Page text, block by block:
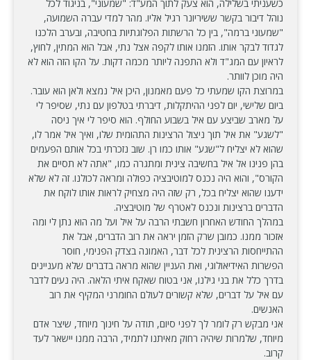
כשעניתי בשלילה, הוא צעק לתוך המע"ד: "שמעוני", בניגוד לכל
נוהל דיבור בקשר ששיריונר רגיל אליו. מהר למדי עברה השמועה,
"שמעוני ברמה", בין כל הרשתות הפלוגתיות בחטיבה, ובערב הלכנו
לגדוד לבקר אותו. הזמנו אותו לקפה אצל נתי, אבל הוא המתין, לחוץ,
לראיון עם המג"ד ולא התפנה ליותר מכמה דקות. על הקו הזה הוא לא
היה מוכן לוותר.
במרוצת הקו שמעתי כל פעם מאמנון, היכן איל נמצא ולאן הוא עובר.
ביום שלישי, יום לפני ההיתקלות, דיברתי בטלפון עם נתי, שסיפר לי
על מארב שביצע עם איל בשבוע החולף. הוא סיפר לי איך ניסה
"לשגע" את איל תוך ניצול הרצינות התהומית שלו, ואיך איל אמר לו,
שהוא לא יצליח ל"שגע" אותו כמו רן. שוב נזכרתי בכל אותם הפעמים
בהן פנינו אל איל בחשיבה צינית ומתגרה כמו, "אתה לא תסיים את
הקורס", והוא היה נכנס למוטיבציה כפולה ומראה לכולנו. זה לא שלא
ידענו שהוא יצליח בכל, רק שזה היה מצחיק לראות אותו לוקח את
הדברים ברצינות ונכנס לאטרף של מוטיבציה.
במהלך החודש האחרון חשבתי הרבה על איל ועל מה הוא נתן לי ומה
אזכור ממנו. כמובן שרק הזמן יראה את רוב הדברים, אבל את
ההתייחסות הרצינית לכל דבר, האמונה בצדק הפנימי, חוסר
הפשרות האידיאולוגי, ואת העניין שהוא מראה בדברים שלא מעניינים
בדרך כלל את בני גילנו, אני בטוח שאקח איתי הלאה. היה נעים לדבר
עם איל על דברים, שלא קשורים לעולם החומרני המקיף את רוב
האנשים.
אני מבקש רק לומר לך לפני סיום, תודה על חינוך מיוחד, שיצר אדם
מיוחד, שלמרות שיהיה רחוק מאיתנו לתמיד, הרבה ממנו יישאר לעד
קרוב.